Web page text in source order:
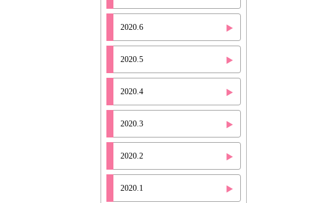
2020.6
2020.5
2020.4
2020.3
2020.2
2020.1